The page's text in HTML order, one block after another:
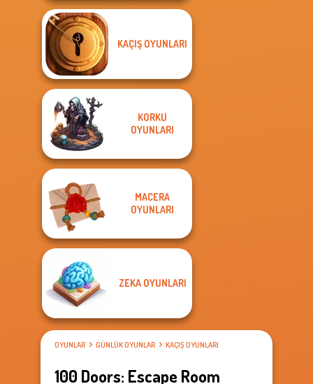
KAÇIŞ OYUNLARI
KORKU
OYUNLARI
MACERA
OYUNLARI
ZEKA OYUNLARI
OYUNLAR GÜNLÜK OYUNLAR KAÇIŞ OYUNLARI
100 Doors: Escape Room